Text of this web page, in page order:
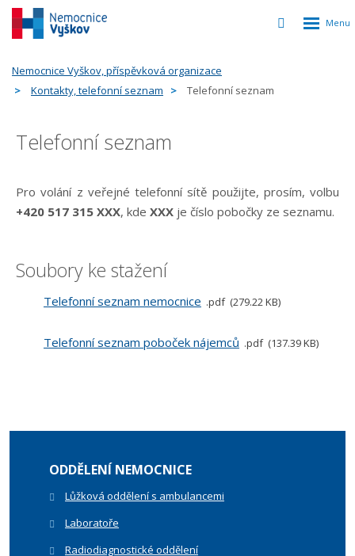
Vyhledávání
Rozbalení
Nemocnice Vyškov, příspěvková organizace
Kontakty, telefonní seznam
Telefonní seznam
Telefonní seznam
Pro volání z veřejné telefonní sítě použijte, prosím, volbu
+420 517 315 XXX, kde XXX je číslo pobočky ze seznamu.
Soubory ke stažení
Telefonní seznam nemocnice pdf 279.22 KB
Telefonní seznam poboček nájemců pdf 137.39 KB
ODDĚLENÍ NEMOCNICE
Lůžková oddělení s ambulancemi
Laboratoře
Radiodiagnostické oddělení